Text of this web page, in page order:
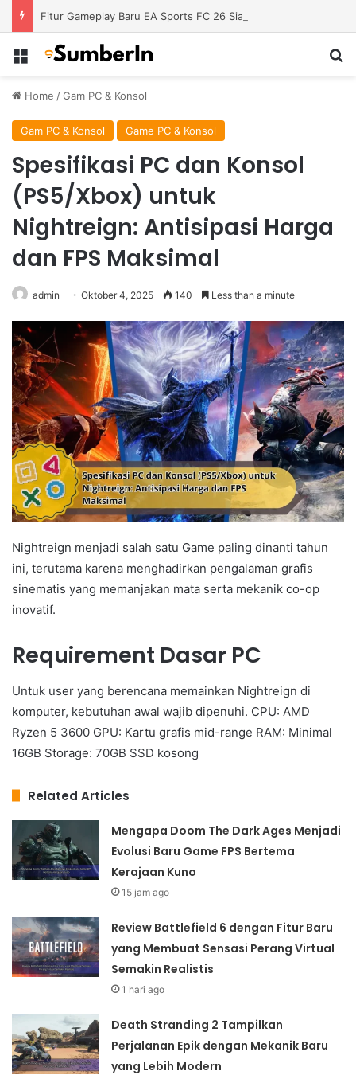
Menu
Home /Gam PC & Konsol
Gam PC & Konsol Game PC & Konsol
Spesifikasi PC dan Konsol
(PS5/Xbox) untuk
Nightreign: Antisipasi Harga
dan FPS Maksimal
admin Oktober 4, 2025 140 Less than a minute
Nightreign menjadi salah satu Game paling dinanti tahun
ini, terutama karena menghadirkan pengalaman grafis
sinematis yang memanjakan mata serta mekanik co-op
inovatif.
Requirement Dasar PC
Untuk user yang berencana memainkan Nightreign di
komputer, kebutuhan awal wajib dipenuhi. CPU: AMD
Ryzen 5 3600 GPU: Kartu grafis mid-range RAM: Minimal
16GB Storage: 70GB SSD kosong
Related Articles
Mengapa Doom The Dark Ages Menjadi
Evolusi Baru Game FPS Bertema
Kerajaan Kuno
15 jam ago
Review Battlefield 6 dengan Fitur Baru
yang Membuat Sensasi Perang Virtual
Semakin Realistis
1 hari ago
Death Stranding 2 Tampilkan
Perjalanan Epik dengan Mekanik Baru
yang Lebih Modern